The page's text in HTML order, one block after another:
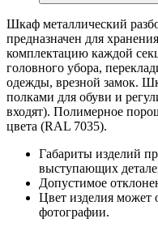
Шкаф металлический
предназначен для
комплектацию каждой
головного убора,
одежды, врезной замок.
полками для обуви и
входят). Полимерное
цвета (RAL 7035).
Габариты изделий
выступающих
Допустимое
Цвет изделия может
фотографии.